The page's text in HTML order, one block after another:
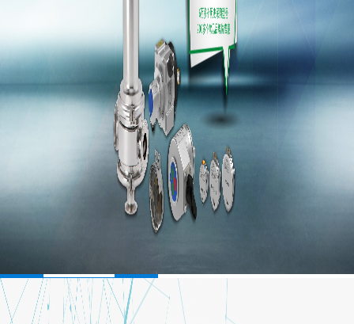
减速机
气动马达
编码器
电机端盖
电机叶轮
液压马达
直流电机
电机电缆